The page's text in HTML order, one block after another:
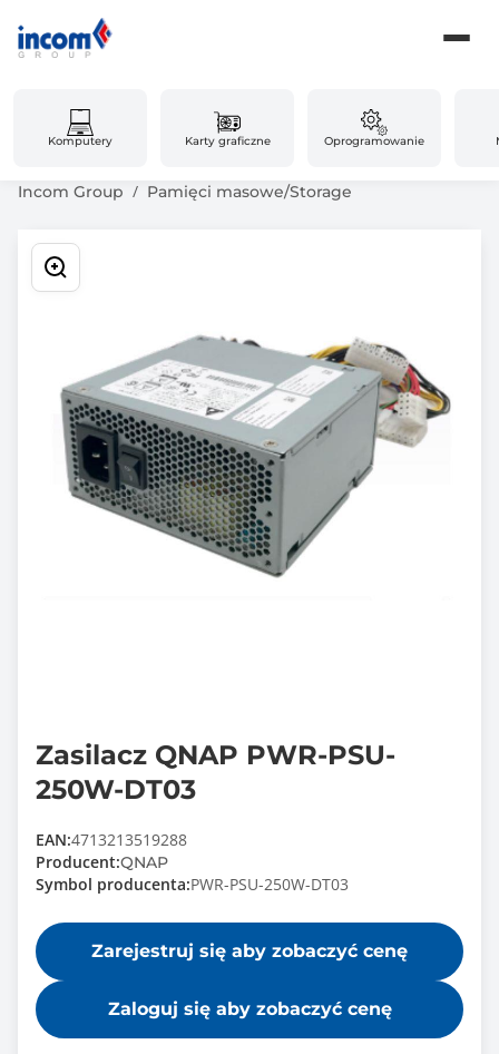
Komputery Karty graficzne Oprogramowanie
Incom Group Pamięci masowe/Storage
Zasilacz QNAP PWR-PSU-
250W-DT03
EAN:4713213519288
Producent:QNAP
Symbol producenta:PWR-PSU-250W-DT03
Zarejestruj się aby zobaczyć cenę
Zaloguj się aby zobaczyć cenę